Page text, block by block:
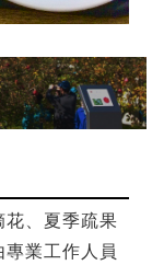
、夏季疏果
業工作人員